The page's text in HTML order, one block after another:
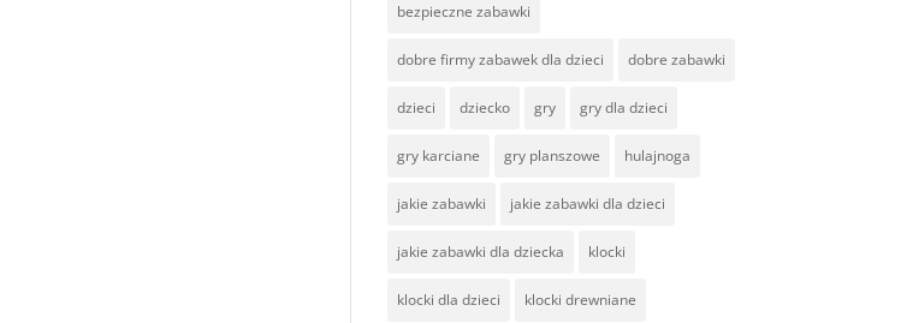
bezpieczne zabawki
dobre firmy zabawek dla dzieci dobre zabawki
dzieci dziecko gry gry dla dzieci
gry karciane gry planszowe hulajnoga
jakie zabawki jakie zabawki dla dzieci
jakie zabawki dla dziecka klocki
klocki dla dzieci klocki drewniane